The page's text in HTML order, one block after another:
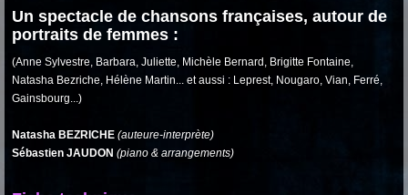
Un spectacle de chansons françaises, autour de
portraits de femmes :
(Anne Sylvestre, Barbara, Juliette, Michèle Bernard, Brigitte Fontaine,
Natasha Bezriche, Hélène Martin... et aussi : Leprest, Nougaro, Vian, Ferré,
Gainsbourg...)
Natasha BEZRICHE (auteure-interprète)
Sébastien JAUDON (piano & arrangements)